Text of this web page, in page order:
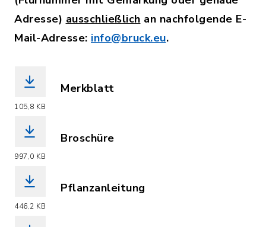
Adresse) ausschließlich an nachfolgende E-
Mail-Adresse: info@bruck.eu.
105,8 KB
Merkblatt
997,0 KB
Broschüre
446,2 KB
Pflanzanleitung